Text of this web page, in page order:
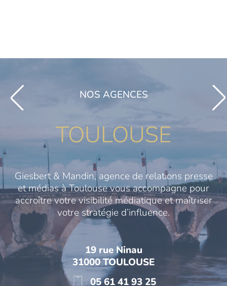
NOS AGENCES
TOULOUSE
Giesbert & Mandin, agence de relations presse
et médias à Toulouse vous accompagne pour
accroître votre visibilité médiatique et maîtriser
votre stratégie d’influence.
19 rue Ninau
31000 TOULOUSE
05 61 41 93 25